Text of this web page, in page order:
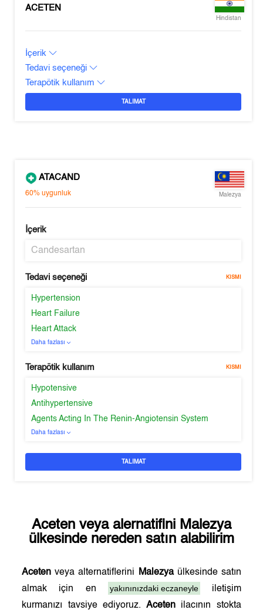
ACETEN
Hindistan
İçerik
Tedavi seçeneği
Terapötik kullanım
TALIMAT
ATACAND
60%uygunluk Malezya
İçerik
Candesartan
Tedavi seçeneği KISMI
Hypertension
Heart Failure
Heart Attack
Daha fazlası
Terapötik kullanım KISMI
Hypotensive
Antihypertensive
Agents Acting In The Renin-Angiotensin System
Daha fazlası
TALIMAT
Aceten veya alernatifini Malezya
ülkesinde nereden satın alabilirim
Aceten veya alternatiflerini Malezyaülkesinde satın
almak için en
yakınınızdaki eczaneyle
iletişim
kurmanızı tavsiye ediyoruz.Aceten ilacının stokta